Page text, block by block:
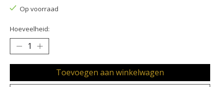
Op voorraad
Hoeveelheid:
Toevoegen aan winkelwagen